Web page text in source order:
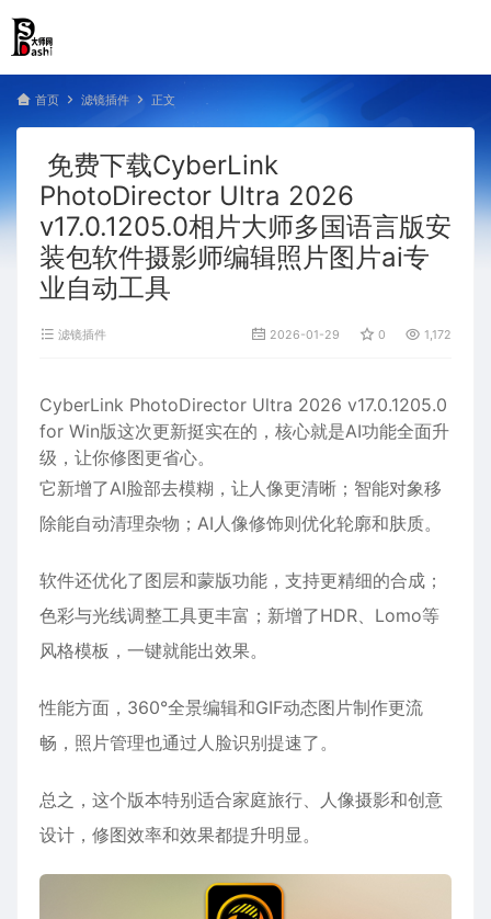
首页 滤镜插件 正文
免费下载CyberLink
PhotoDirector Ultra 2026
v17.0.1205.0相片大师多国语言版安
装包软件摄影师编辑照片图片ai专
业自动工具
滤镜插件 2026-01-29 0 1,172
CyberLink PhotoDirector Ultra 2026 v17.0.1205.0
for Win版这次更新挺实在的，核心就是‌AI功能全面升
级‌，让你修图更省心。
它新增了‌AI脸部去模糊‌，让人像更清晰；‌智能对象移
除‌能自动清理杂物；‌AI人像修饰‌则优化轮廓和肤质。
软件还优化了‌图层和蒙版‌功能，支持更精细的合成；‌
色彩与光线调整‌工具更丰富；新增了‌HDR、Lomo等
风格模板‌，一键就能出效果。
性能方面，‌360°全景编辑‌和‌GIF动态图片‌制作更流
畅，‌照片管理‌也通过人脸识别提速了。
总之，这个版本特别适合‌家庭旅行、人像摄影和创意
设计‌，修图效率和效果都提升明显。